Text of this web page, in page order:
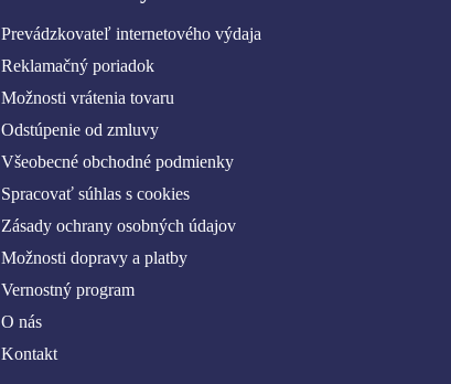
Prevádzkovateľ internetového výdaja
Reklamačný poriadok
Možnosti vrátenia tovaru
Odstúpenie od zmluvy
Všeobecné obchodné podmienky
Spracovať súhlas s cookies
Zásady ochrany osobných údajov
Možnosti dopravy a platby
Vernostný program
O nás
Kontakt